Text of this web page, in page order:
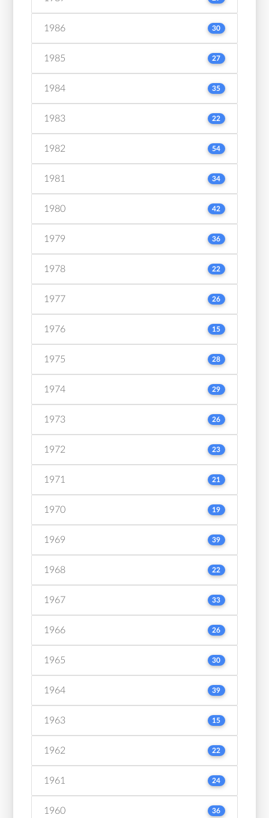
1986 30
1985 27
1984 35
1983 22
1982 54
1981 34
1980 42
1979 36
1978 22
1977 26
1976 15
1975 28
1974 29
1973 26
1972 23
1971 21
1970 19
1969 39
1968 22
1967 33
1966 26
1965 30
1964 39
1963 15
1962 22
1961 24
1960 36